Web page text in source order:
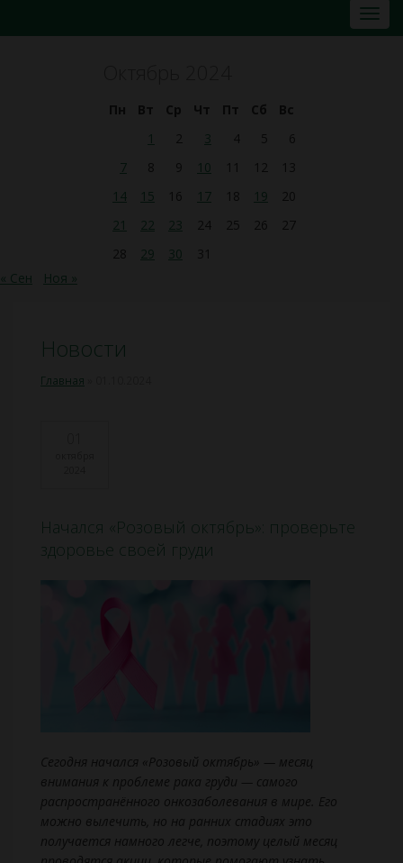
Пн Вт Ср Чт Пт Сб
Вс
1
2 3 4 5
6
7
8 9 10 11 12
13
14
15 16 17 18 19
20
21
22 23 24 25 26
27
28
29 30
31
« Сен
Ноя »
Новости
Главная
Начался «Розовый октябрь»: проверьте
здоровье своей груди
Сегодня начался «Розовый октябрь» — месяц
внимания к проблеме рака груди — самого
распространённого онкозаболевания в мире. Его
можно вылечить, но на ранних стадиях это
получается намного легче, поэтому целый месяц